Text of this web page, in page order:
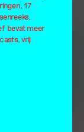
17
bevat meer
vrij